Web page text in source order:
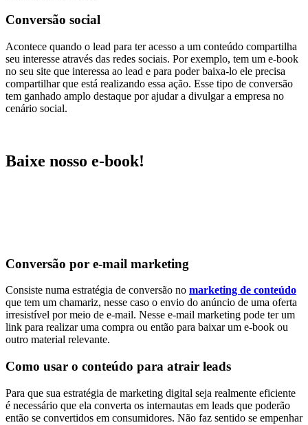
Conversão social
Acontece quando o lead para ter acesso a um conteúdo compartilha
seu interesse através das redes sociais. Por exemplo, tem um e-book
no seu site que interessa ao lead e para poder baixa-lo ele precisa
compartilhar que está realizando essa ação. Esse tipo de conversão
tem ganhado amplo destaque por ajudar a divulgar a empresa no
cenário social.
Baixe nosso e-book!
Conversão por e-mail marketing
Consiste numa estratégia de conversão no marketing de conteúdo
que tem um chamariz, nesse caso o envio do anúncio de uma oferta
irresistível por meio de e-mail. Nesse e-mail marketing pode ter um
link para realizar uma compra ou então para baixar um e-book ou
outro material relevante.
Como usar o conteúdo para atrair leads
Para que sua estratégia de marketing digital seja realmente eficiente
é necessário que ela converta os internautas em leads que poderão
então se convertidos em consumidores. Não faz sentido se empenhar